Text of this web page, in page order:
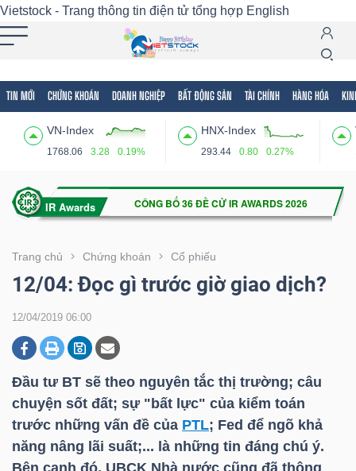
Vietstock - Trang thông tin điện tử tổng hợp English
TIN MỚI CHỨNG KHOÁN DOANH NGHIỆP BẤT ĐỘNG SẢN TÀI CHÍNH HÀNG HÓA
VN-Index
1768.06 3.28 0.19%
HNX-Index
293.44 0.80 0.27%
Trang chủ Chứng khoán Cổ phiếu
12/04: Đọc gì trước giờ giao dịch?
12/04/2019 06:00
Đầu tư BT sẽ theo nguyên tắc thị trường; câu
chuyện sốt đất; sự "bất lực" của kiểm toán
trước những vấn đề của PTL; Fed để ngõ khả
năng nâng lãi suất;... là những tin đáng chú ý.
Bên cạnh đó, UBCK Nhà nước cũng đã thông
Tất cả Tính năng Ngành Mã chứng khoán
Tính
(-)
VIETSTOCK
CHỨNG
KHOÁN
DOANH
NGHIỆP